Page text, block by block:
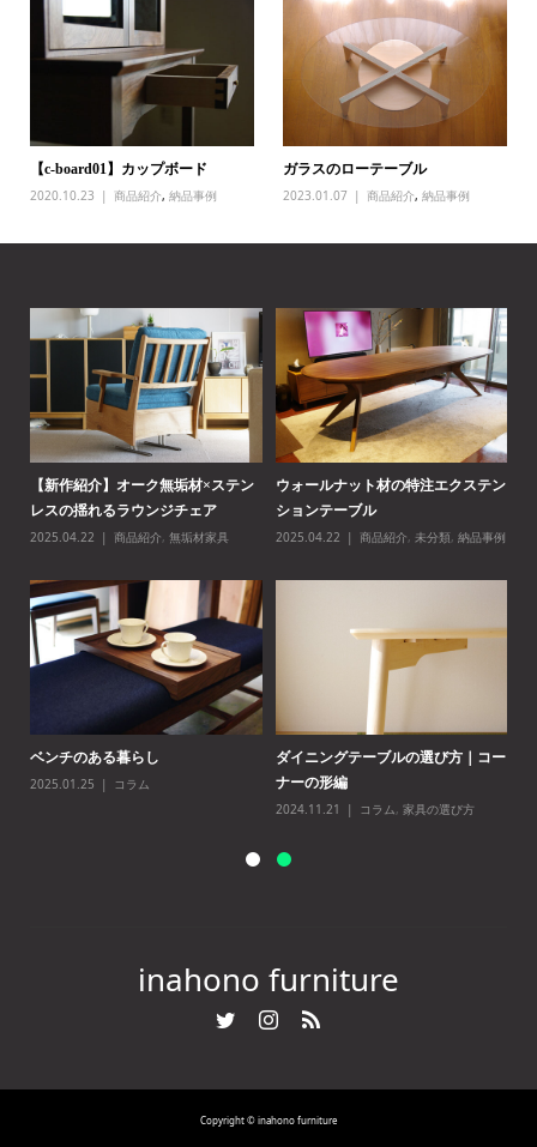
【c-board01】カップボード
2020.10.23
商品紹介, 納品事例
ガラスのローテーブル
2023.01.07
商品紹介,納品事例
【紹介されました】i-plainさんの
「心地よい暮らしのイン...
2025.10.28
ブログ
後悔しないダイニングテーブルの選
び方完全ガイド
2025.05.26
コラム,家具の選び方
新商品｜TANALISTに「ワードロー
ブ」が登場しました。
ウォールナット無垢材のオーダーシ
ョーケース
2025.05.19
無垢材家具,納品事例
inahono furniture
Copyright © inahono furniture